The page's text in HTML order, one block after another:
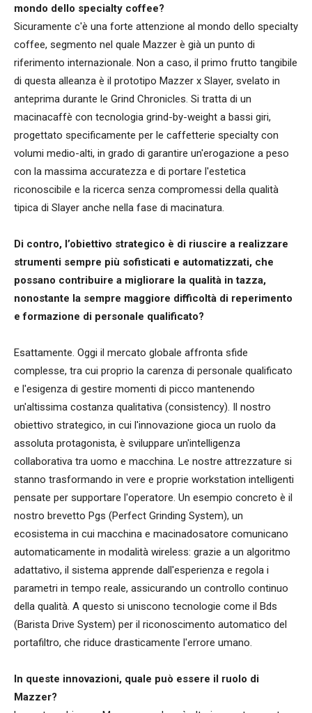
mondo dello specialty coffee?
Sicuramente c'è una forte attenzione al mondo dello specialty
coffee, segmento nel quale Mazzer è già un punto di
riferimento internazionale. Non a caso, il primo frutto tangibile
di questa alleanza è il prototipo Mazzer x Slayer, svelato in
anteprima durante le Grind Chronicles. Si tratta di un
macinacaffè con tecnologia grind-by-weight a bassi giri,
progettato specificamente per le caffetterie specialty con
volumi medio-alti, in grado di garantire un'erogazione a peso
con la massima accuratezza e di portare l'estetica
riconoscibile e la ricerca senza compromessi della qualità
tipica di Slayer anche nella fase di macinatura.
Di contro, l’obiettivo strategico è di riuscire a realizzare
strumenti sempre più sofisticati e automatizzati, che
possano contribuire a migliorare la qualità in tazza,
nonostante la sempre maggiore difficoltà di reperimento
e formazione di personale qualificato?
Esattamente. Oggi il mercato globale affronta sfide
complesse, tra cui proprio la carenza di personale qualificato
e l'esigenza di gestire momenti di picco mantenendo
un'altissima costanza qualitativa (consistency). Il nostro
obiettivo strategico, in cui l'innovazione gioca un ruolo da
assoluta protagonista, è sviluppare un'intelligenza
collaborativa tra uomo e macchina. Le nostre attrezzature si
stanno trasformando in vere e proprie workstation intelligenti
pensate per supportare l'operatore. Un esempio concreto è il
nostro brevetto Pgs (Perfect Grinding System), un
ecosistema in cui macchina e macinadosatore comunicano
automaticamente in modalità wireless: grazie a un algoritmo
adattativo, il sistema apprende dall'esperienza e regola i
parametri in tempo reale, assicurando un controllo continuo
della qualità. A questo si uniscono tecnologie come il Bds
(Barista Drive System) per il riconoscimento automatico del
portafiltro, che riduce drasticamente l'errore umano.
In queste innovazioni, quale può essere il ruolo di
Mazzer?